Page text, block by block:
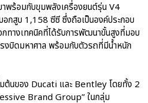
ร้อมกับขุมพลังเครื่องยนต์รุ่น V4
กสูบ 1,158 ซีซี ซึ่งถือเป็นองค์ประกอบ
กทางเทคนิคที่ได้รับการพัฒนาขั้นสูงที่มอบ
บิดมหาศาล พร้อมกับตัวรถที่มีน้ำหนัก
ต้นของ Ducati และ Bentley โดยทั้ง 2
Brand Group” ในกลุ่ม